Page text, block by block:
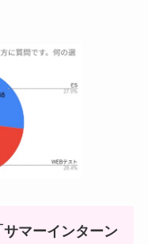
マーインターン